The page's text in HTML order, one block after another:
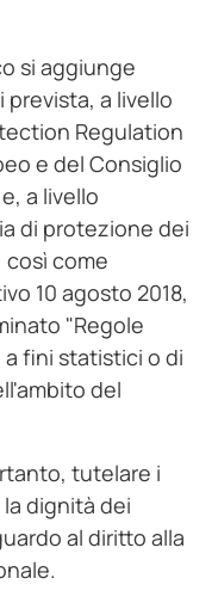
si aggiunge
a livello
Regulation
e del Consiglio
a livello
di protezione dei
così come
10 agosto 2018,
"Regole
fini statistici o di
del
tutelare i
dignità dei
al diritto alla